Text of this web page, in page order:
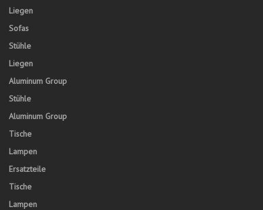
Liegen
Sofas
Stühle
Liegen
Aluminum Group
Stühle
Aluminum Group
Tische
Lampen
Ersatzteile
Tische
Lampen